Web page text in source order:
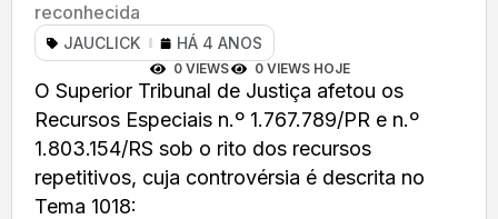
reconhecida
JAUCLICK HÁ 4 ANOS
0 VIEWS 0 VIEWS HOJE
O Superior Tribunal de Justiça afetou os
Recursos Especiais n.º 1.767.789/PR e n.º
1.803.154/RS sob o rito dos recursos
repetitivos, cuja controvérsia é descrita no
Tema 1018: